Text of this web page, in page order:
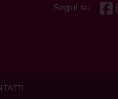
Segui su